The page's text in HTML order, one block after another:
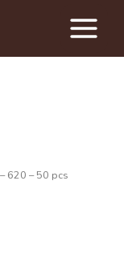
Main
Menu
620 – 50 pcs